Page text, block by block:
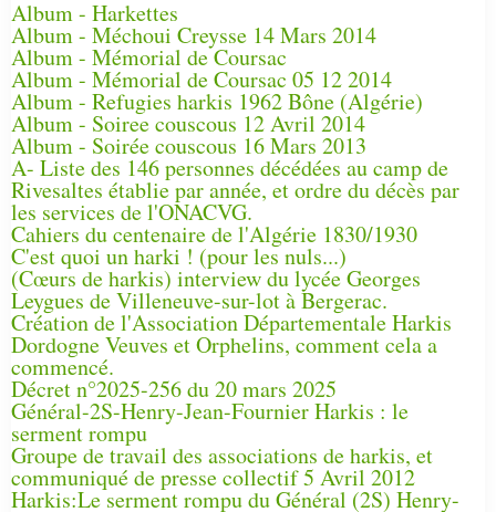
Album - Harkettes
Album - Méchoui Creysse 14 Mars 2014
Album - Mémorial de Coursac
Album - Mémorial de Coursac 05 12 2014
Album - Refugies harkis 1962 Bône (Algérie)
Album - Soiree couscous 12 Avril 2014
Album - Soirée couscous 16 Mars 2013
A- Liste des 146 personnes décédées au camp de
Rivesaltes établie par année, et ordre du décès par
les services de l'ONACVG.
Cahiers du centenaire de l'Algérie 1830/1930
C'est quoi un harki ! (pour les nuls...)
(Cœurs de harkis) interview du lycée Georges
Leygues de Villeneuve-sur-lot à Bergerac.
Création de l'Association Départementale Harkis
Dordogne Veuves et Orphelins, comment cela a
commencé.
Décret n°2025-256 du 20 mars 2025
Général-2S-Henry-Jean-Fournier Harkis : le
serment rompu
Groupe de travail des associations de harkis, et
communiqué de presse collectif 5 Avril 2012
Harkis:Le serment rompu du Général (2S) Henry-